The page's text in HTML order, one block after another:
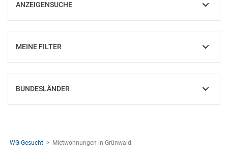
ANZEIGENSUCHE
EINBLENDEN
MEINE FILTER
EINBLENDEN
BUNDESLÄNDER
EINBLENDEN
WG-Gesucht Mietwohnungen in Grünwald